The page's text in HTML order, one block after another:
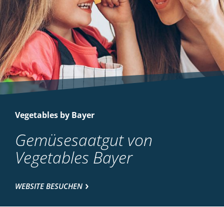
Vegetables by Bayer
Gemüsesaatgut von
Vegetables Bayer
WEBSITE BESUCHEN